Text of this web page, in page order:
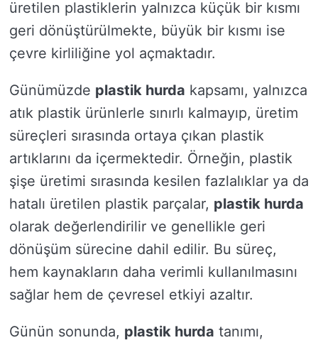
üretilen plastiklerin yalnızca küçük bir kısmı
geri dönüştürülmekte, büyük bir kısmı ise
çevre kirliliğine yol açmaktadır.
Günümüzde plastik hurda kapsamı, yalnızca
atık plastik ürünlerle sınırlı kalmayıp, üretim
süreçleri sırasında ortaya çıkan plastik
artıklarını da içermektedir. Örneğin, plastik
şişe üretimi sırasında kesilen fazlalıklar ya da
hatalı üretilen plastik parçalar, plastik hurda
olarak değerlendirilir ve genellikle geri
dönüşüm sürecine dahil edilir. Bu süreç,
hem kaynakların daha verimli kullanılmasını
sağlar hem de çevresel etkiyi azaltır.
Günün sonunda, plastik hurda tanımı,